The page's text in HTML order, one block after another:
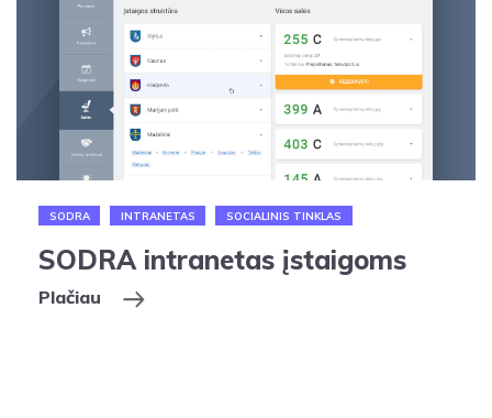
SODRA INTRANETAS SOCIALINIS TINKLAS
SODRA intranetas įstaigoms
Plačiau